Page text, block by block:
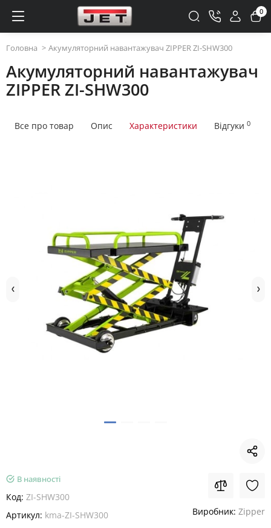
0
Головна Акумуляторний навантажувач ZIPPER ZI-SHW300
Акумуляторний навантажувач
ZIPPER ZI-SHW300
Все про товар Опис Характеристики Відгуки 0
В наявності
Код: ZI-SHW300
Артикул: kma-ZI-SHW300 Виробник: Zipper